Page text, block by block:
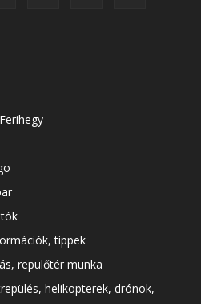
tippek
repülőtér munka
helikopterek, drónok,